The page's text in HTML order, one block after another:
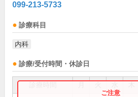
099-213-5733
診療科目
内科
診療/受付時間・休診日